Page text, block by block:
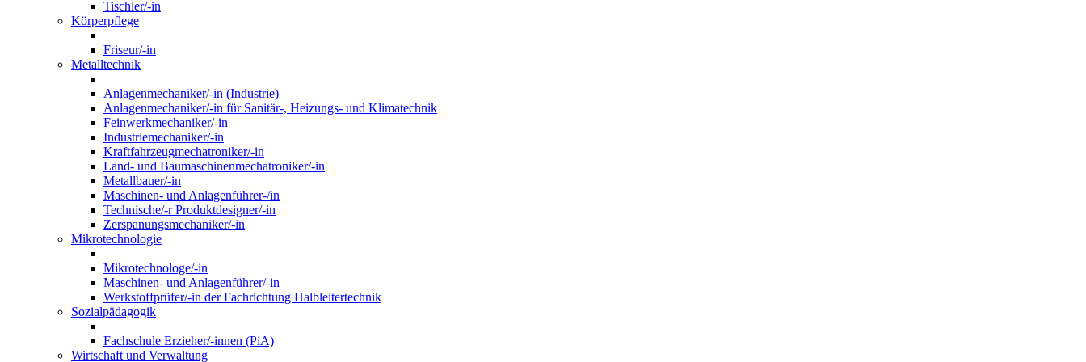
Tischler/-in
Körperpflege
Friseur/-in
Metalltechnik
Anlagenmechaniker/-in (Industrie)
Anlagenmechaniker/-in für Sanitär-, Heizungs- und Klimatechnik
Feinwerkmechaniker/-in
Industriemechaniker/-in
Kraftfahrzeugmechatroniker/-in
Land- und Baumaschinenmechatroniker/-in
Metallbauer/-in
Maschinen- und Anlagenführer-/in
Technische/-r Produktdesigner/-in
Zerspanungsmechaniker/-in
Mikrotechnologie
Mikrotechnologe/-in
Maschinen- und Anlagenführer/-in
Werkstoffprüfer/-in der Fachrichtung Halbleitertechnik
Sozialpädagogik
Fachschule Erzieher/-innen (PiA)
Wirtschaft und Verwaltung